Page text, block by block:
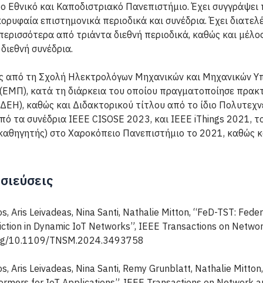
Εθνικό και Καποδιστριακό Πανεπιστήμιο. Έχει
επιστημονικά περιοδικά και συνέδρια. Έχει
από τριάντα διεθνή περιοδικά, καθώς και
συνέδρια.
από τη Σχολή Ηλεκτρολόγων Μηχανικών και Μηχανικών
κατά τη διάρκεια του οποίου πραγματοποίησε
καθώς και Διδακτορικού τίτλου από το ίδιο
τα συνέδρια IEEE CISOSE 2023, και IEEE iThings 2021,
στο Χαροκόπειο Πανεπιστήμιο το 2021, καθώς
Aris Leivadeas, Nina Santi, Nathalie Mitton, “FeD-TST:
in Dynamic IoT Networks”, IEEE Transactions on
10.1109/TNSM.2024.3493758
Aris Leivadeas, Nina Santi, Remy Grunblatt, Nathalie